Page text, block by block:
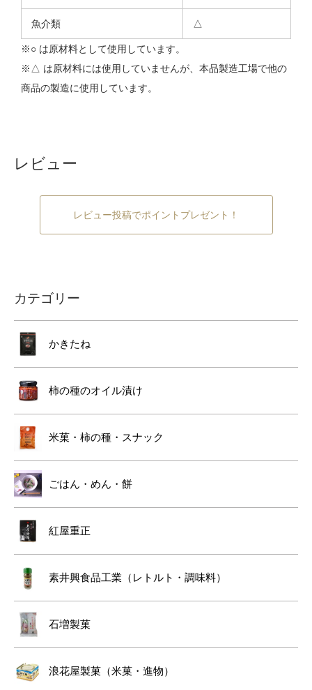
魚介類 △
※○ は原材料として使用しています。
※△ は原材料には使用していませんが、本品製造工場で他の
商品の製造に使用しています。
レビュー
レビュー投稿でポイントプレゼント！
カテゴリー
かきたね
柿の種のオイル漬け
米菓・柿の種・スナック
ごはん・めん・餅
紅屋重正
素井興食品工業（レトルト・調味料）
石増製菓
浪花屋製菓（米菓・進物）